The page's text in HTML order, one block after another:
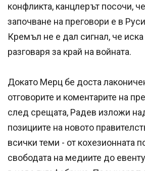
конфликта, канцлерът посочи,
започване на преговори е в
Кремъл не е дал сигнал, че
разговаря за край на войната.
Докато Мерц бе доста
отговорите и коментарите на
след срещата, Радев изложи
позициите на новото
всички теми - от кохезионната
свободата на медиите до